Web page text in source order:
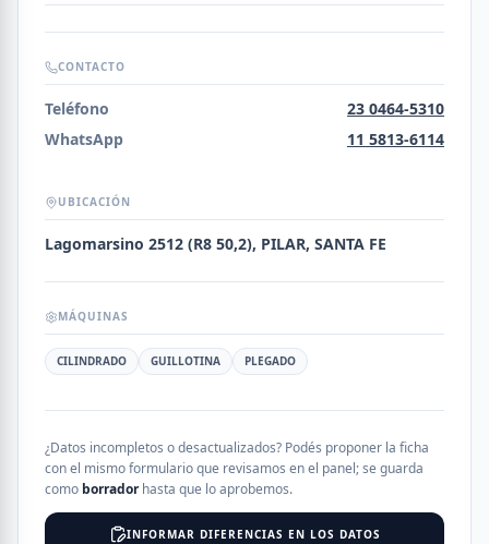
CONTACTO
Teléfono
23 0464-5310
WhatsApp
11 5813-6114
UBICACIÓN
Lagomarsino 2512 (R8 50,2), PILAR, SANTA FE
MÁQUINAS
CILINDRADO GUILLOTINA PLEGADO
¿Datos incompletos o desactualizados? Podés proponer la ficha
con el mismo formulario que revisamos en el panel; se guarda
como borradorhasta que lo aprobemos.
INFORMAR DIFERENCIAS EN LOS DATOS